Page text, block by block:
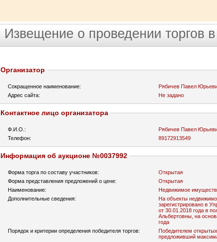
Извещение о проведении торгов
Организатор
Сокращенное наименование: Рябичев Павел
Адрес сайта:
Не задано
Контактное лицо организатора
Ф.И.О.: Рябичев Павел
Телефон:
89172913549
Информация об аукционе №0037992
Форма торга по составу участников: Открытая
Форма представления предложений о цене:
Открытая
Наименование:
Недвижимое
Дополнительные сведения:
На объекты
зарегистрировано в
от 30.01.2018 года в пользу Багаутдиновой
Альбертовны, на
года
Порядок и критерии определения победителя торгов:
Победителем открытых
предложивший